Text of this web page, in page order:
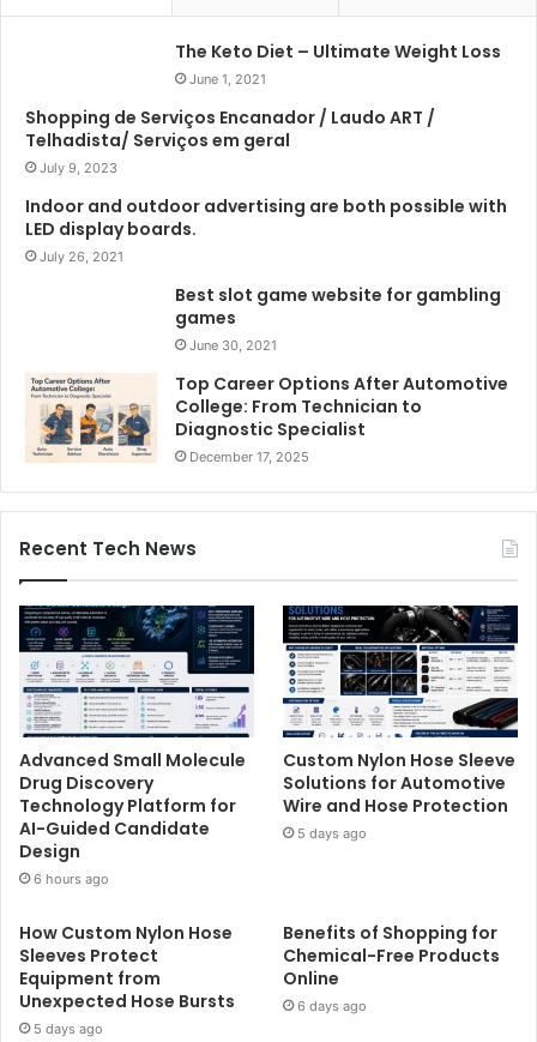
The Keto Diet – Ultimate Weight Loss
June 1, 2021
Shopping de Serviços Encanador / Laudo ART /
Telhadista/ Serviços em geral
July 9, 2023
Indoor and outdoor advertising are both possible with
LED display boards.
July 26, 2021
Best slot game website for gambling
games
June 30, 2021
Top Career Options After Automotive
College: From Technician to
Diagnostic Specialist
December 17, 2025
Recent Tech News
Advanced Small Molecule
Drug Discovery
Technology Platform for
AI-Guided Candidate
Design
6 hours ago
Custom Nylon Hose Sleeve
Solutions for Automotive
Wire and Hose Protection
5 days ago
How Custom Nylon Hose
Sleeves Protect
Equipment from
Unexpected Hose Bursts
5 days ago
Benefits of Shopping for
Chemical-Free Products
Online
6 days ago